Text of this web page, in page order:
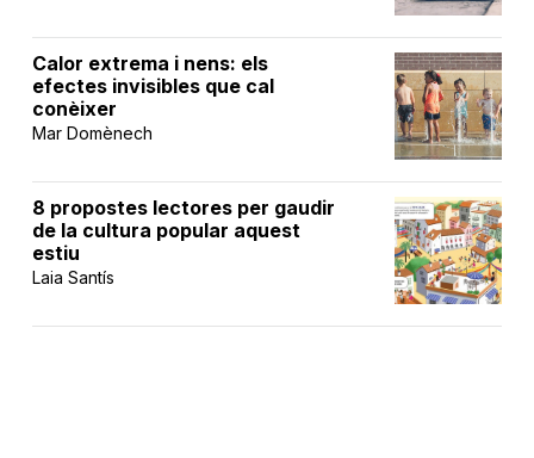
Calor extrema i nens: els
efectes invisibles que cal
conèixer
Mar Domènech
8 propostes lectores per gaudir
de la cultura popular aquest
estiu
Laia Santís